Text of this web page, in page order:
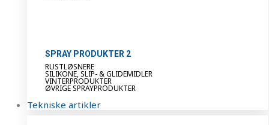
SPRAY PRODUKTER 2
RUSTLØSNERE
SILIKONE, SLIP- & GLIDEMIDLER
VINTERPRODUKTER
ØVRIGE SPRAYPRODUKTER
Tekniske artikler